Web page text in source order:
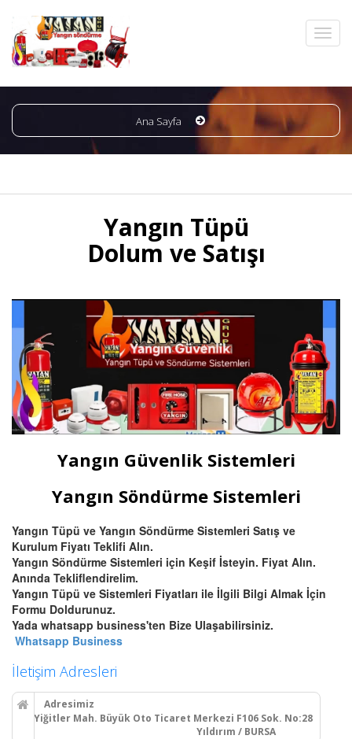
Ana Sayfa
Yangın Tüpü
Dolum ve Satışı
Yangın Güvenlik Sistemleri
Yangın Söndürme Sistemleri
Yangın Tüpü ve Yangın Söndürme Sistemleri Satış ve
Kurulum Fiyatı Teklifi Alın.
Yangın Söndürme Sistemleri için Keşif İsteyin. Fiyat Alın.
Anında Tekliflendirelim.
Yangın Tüpü ve Sistemleri Fiyatları ile İlgili Bilgi Almak İçin
Formu Doldurunuz.
Yada whatsapp business'ten Bize Ulaşabilirsiniz.
Whatsapp Business
İletişim Adresleri
Adresimiz
Yiğitler Mah. Büyük Oto Ticaret Merkezi F106 Sok. No:28
Yıldırım / BURSA